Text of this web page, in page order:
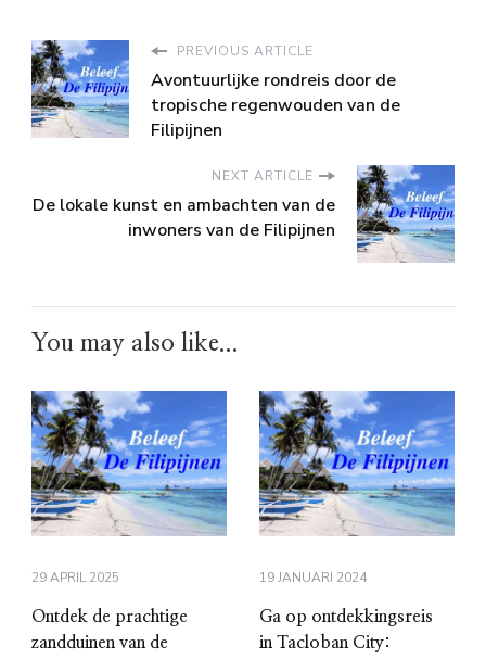
PREVIOUS ARTICLE
Avontuurlijke rondreis door de
tropische regenwouden van de
Filipijnen
NEXT ARTICLE
De lokale kunst en ambachten van de
inwoners van de Filipijnen
You may also like...
29 APRIL 2025
Ontdek de prachtige
zandduinen van de
19 JANUARI 2024
Ga op ontdekkingsreis
in Tacloban City: